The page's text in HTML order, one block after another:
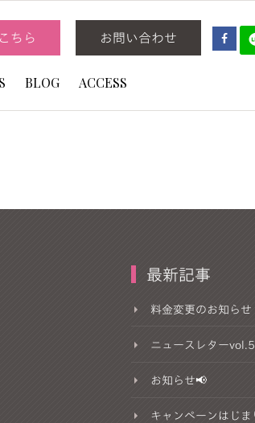
ちら お問い合わせ
BLOG ACCESS
最新記事
料金変更のお知らせ
ニュースレター
お知らせ📢
キャンペーンはじま